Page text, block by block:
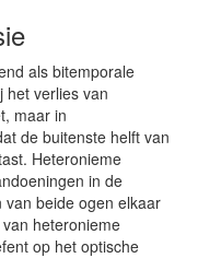
als bitemporale
het verlies van
maar in
de buitenste helft van
Heteronieme
in de
beide ogen elkaar
heteronieme
op het optische